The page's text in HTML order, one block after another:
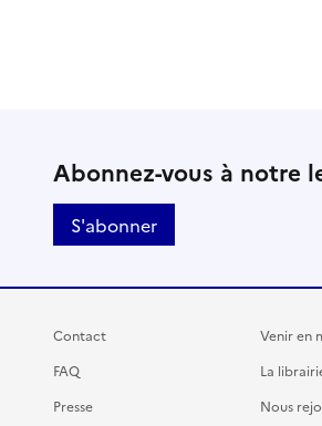
Abonnez-vous à notre
S'abonner
Contact
FAQ
Presse
Venir en
La
Nous